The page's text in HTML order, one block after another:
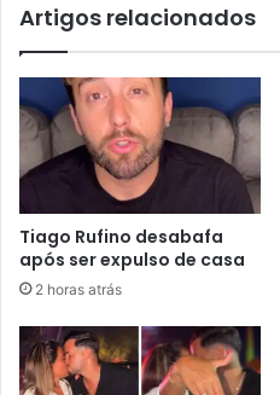
Artigos relacionados
Tiago Rufino desabafa
após ser expulso de casa
2 horas atrás